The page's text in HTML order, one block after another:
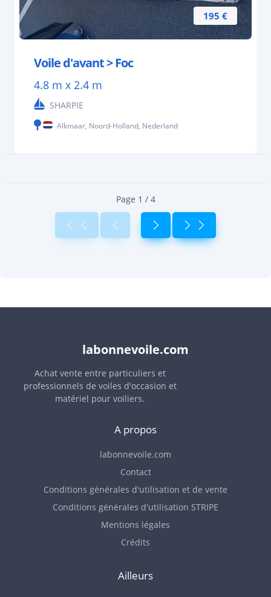
195 €
Voile d'avant > Foc
4.8 m x 2.4 m
SHARPIE
Alkmaar, Noord-Holland, Nederland
Page 1 / 4
labonnevoile.com
Achat vente entre particuliers et
professionnels de voiles d'occasion et
matériel pour voiliers.
A propos
labonnevoile.com
Contact
Conditions générales d'utilisation et de vente
Conditions générales d'utilisation STRIPE
Mentions légales
Crédits
Ailleurs